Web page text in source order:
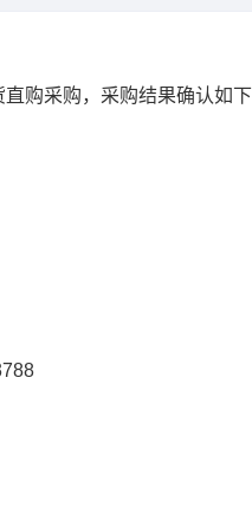
购采购，采购结果确认如下